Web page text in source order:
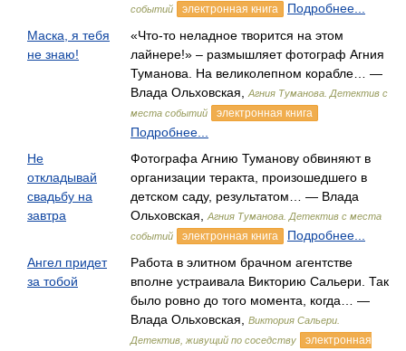
событий
электронная книга
Подробнее...
Маска, я тебя
не знаю!
«Что-то неладное творится на этом
лайнере!» – размышляет фотограф Агния
Туманова. На великолепном корабле… —
Влада Ольховская,
Агния Туманова. Детектив с
места событий
электронная книга
Подробнее...
Не
откладывай
свадьбу на
завтра
Фотографа Агнию Туманову обвиняют в
организации теракта, произошедшего в
детском саду, результатом… — Влада
Ольховская,
Агния Туманова. Детектив с места
событий
электронная книга
Подробнее...
Ангел придет
за тобой
Работа в элитном брачном агентстве
вполне устраивала Викторию Сальери. Так
было ровно до того момента, когда… —
Влада Ольховская,
Виктория Сальери.
Детектив, живущий по соседству
электронная